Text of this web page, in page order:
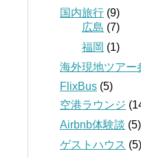
国内旅行 (9)
広島 (7)
福岡 (1)
海外現地ツアー
FlixBus (5)
空港ラウンジ
Airbnb体験談 (5)
ゲストハウス (5)